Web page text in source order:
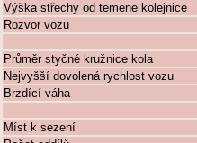
Výška střechy od temene kolejnice
Rozvor vozu
Průměr styčné kružnice kola
Nejvyšší dovolená rychlost vozu
Brzdící váha
Míst k sezení